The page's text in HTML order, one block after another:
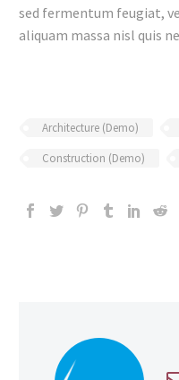
sed fermentum feugiat,
aliquam massa nisl quis
Architecture (Demo)
Construction (Demo)